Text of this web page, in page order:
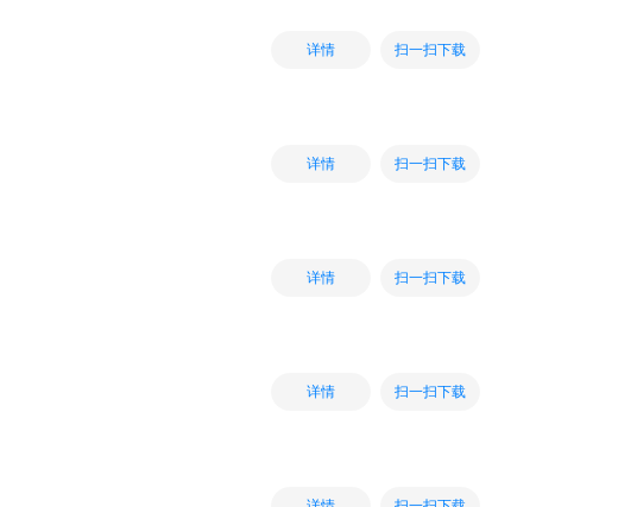
详情 扫一扫下载
详情 扫一扫下载
详情 扫一扫下载
详情 扫一扫下载